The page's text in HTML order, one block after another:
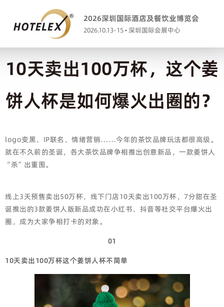
2026深圳国际酒店及餐饮业博览会
2026.10.13-15 • 深圳国际会展中心
10天卖出100万杯，这个姜
饼人杯是如何爆火出圈的？
logo变黑、IP联名、情绪营销……今年的茶饮品牌玩法都很高级。
就在不久前的圣诞，各大茶饮品牌争相推出创意新品，一款姜饼人
“杀”出重围。
线上3天预售卖出50万杯，线下门店10天卖出100万杯，7分甜在圣
诞推出的3款姜饼人版新品成功在小红书、抖音等社交平台爆火出
圈，成为大家争相打卡的对象。
01
10天卖出100万杯这个姜饼人杯不简单